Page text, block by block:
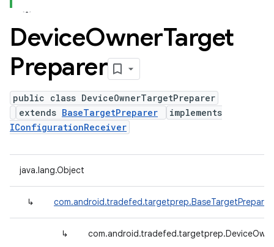
DeviceOwnerTarget
Preparer
public class DeviceOwnerTargetPreparer
extends BaseTargetPreparer
implements
IConfigurationReceiver
java.lang.Object
↳ com.android.tradefed.targetprep.BaseTargetPreparer
↳